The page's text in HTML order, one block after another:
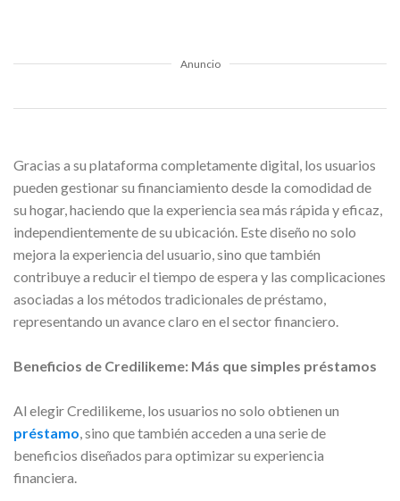
Anuncio
Gracias a su plataforma completamente digital, los usuarios
pueden gestionar su financiamiento desde la comodidad de
su hogar, haciendo que la experiencia sea más rápida y eficaz,
independientemente de su ubicación. Este diseño no solo
mejora la experiencia del usuario, sino que también
contribuye a reducir el tiempo de espera y las complicaciones
asociadas a los métodos tradicionales de préstamo,
representando un avance claro en el sector financiero.
Beneficios de Credilikeme: Más que simples préstamos
Al elegir Credilikeme, los usuarios no solo obtienen un
préstamo, sino que también acceden a una serie de
beneficios diseñados para optimizar su experiencia
financiera.